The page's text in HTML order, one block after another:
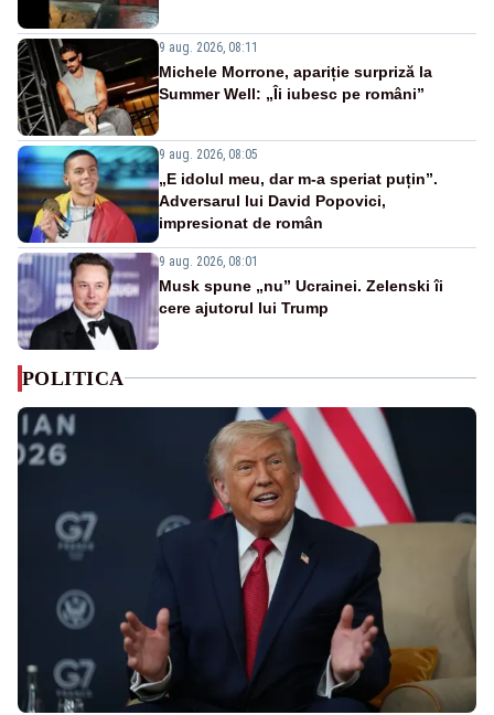
9 aug. 2026, 08:11
Michele Morrone, apariție surpriză la
Summer Well: „Îi iubesc pe români”
9 aug. 2026, 08:05
„E idolul meu, dar m-a speriat puțin”.
Adversarul lui David Popovici,
impresionat de român
9 aug. 2026, 08:01
Musk spune „nu” Ucrainei. Zelenski îi
cere ajutorul lui Trump
POLITICA